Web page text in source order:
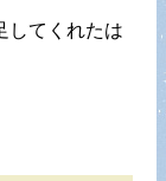
してくれたは